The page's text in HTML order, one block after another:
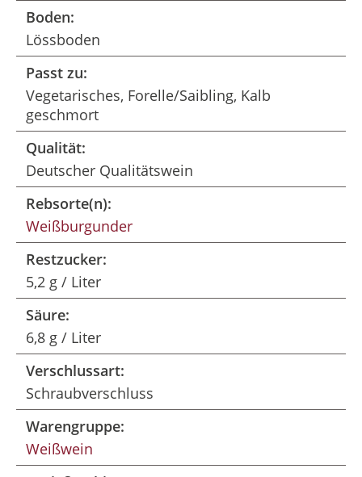
Boden:
Lössboden
Passt zu:
Vegetarisches, Forelle/Saibling, Kalb
geschmort
Qualität:
Deutscher Qualitätswein
Rebsorte(n):
Weißburgunder
Restzucker:
5,2 g / Liter
Säure:
6,8 g / Liter
Verschlussart:
Schraubverschluss
Warengruppe:
Weißwein